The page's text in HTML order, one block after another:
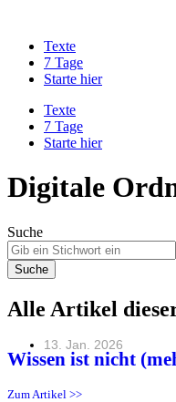
springenTexte
7 Tage
Starte hier
Texte
7 Tage
Starte hier
Digitale
Suche
Suche
Alle Artikel
13. Jan. 2026
Wissen ist nicht
Zum Artikel >>